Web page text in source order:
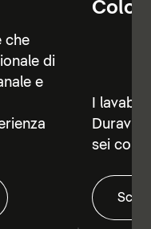
che
di
e
Color
I
Duravit
sei